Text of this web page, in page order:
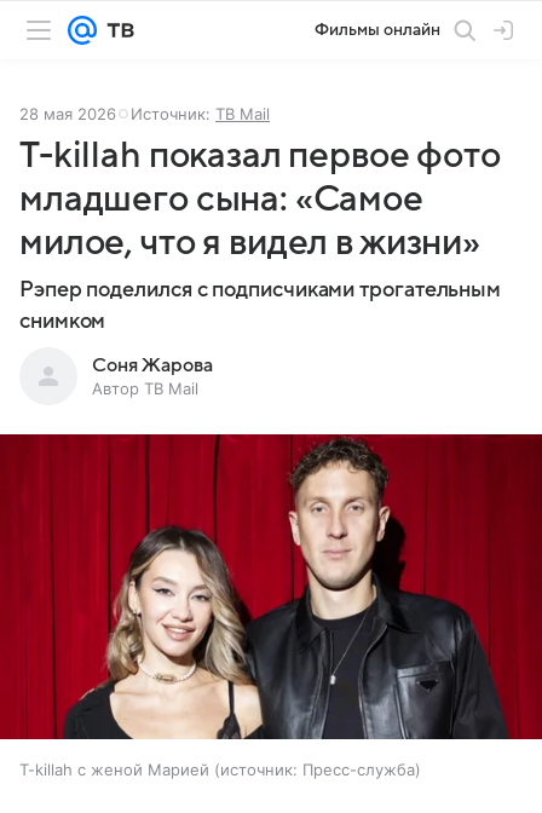
Фильмы онлайн
28 мая 2026 Источник: ТВ Mail
T-killah показал первое фото
младшего сына: «Самое
милое, что я видел в жизни»
Рэпер поделился с подписчиками трогательным
снимком
Соня Жарова
Автор ТВ Mail
T-killah с женой Марией источник: Пресс-служба